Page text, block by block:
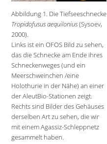
Abbildung 1. Die Tiefseeschnecke
Tropidofusus aequilonius(Sysoev,
2000).
Links ist ein OFOS Bild zu sehen,
das die Schnecke am Ende ihres
Schneckenweges (und ein
Meerschweinchen /eine
Holothurie in der Nähe) an einer
der AleutBio-Stationen zeigt.
Rechts sind Bilder des Gehäuses
derselben Art zu sehen, die wir
mit einem Agassiz-Schleppnetz
gesammelt haben.